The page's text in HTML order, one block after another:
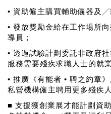
• 資助僱主購買輔助儀器及╱
• 發放獎勵金給在工作場所
導員；
• 透過試驗計劃委託非政府
服務需要殘疾求職人士的就
• 推廣《有能者 • 聘之約章
私營機構僱主聘用更多殘疾
■ 支援獲創業展才能計劃資